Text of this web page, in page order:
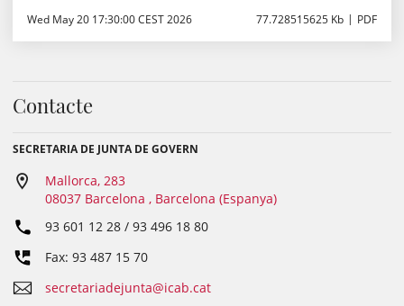
Wed May 20 17:30:00 CEST 2026 77.728515625 Kb PDF
Contacte
SECRETARIA DE JUNTA DE GOVERN
Mallorca, 283
08037 Barcelona , Barcelona (Espanya)
93 601 12 28 / 93 496 18 80
Fax: 93 487 15 70
secretariadejunta@icab.cat